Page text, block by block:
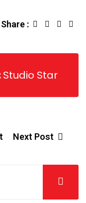
Share :
Studio Star
Next Post